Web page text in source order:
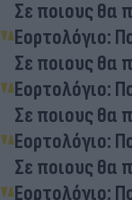
Σε ποιους θα
Εορτολόγιο:
Σε ποιους θα
Εορτολόγιο:
Σε ποιους θα
Εορτολόγιο:
Σε ποιους θα
Εορτολόγιο: